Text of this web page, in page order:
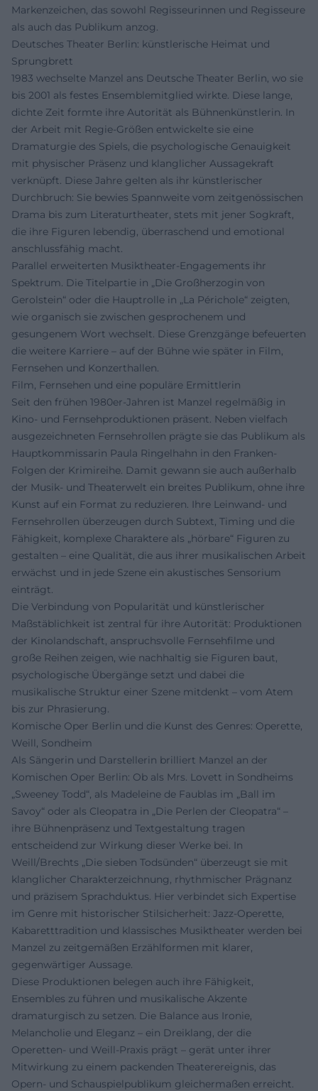
Markenzeichen, das sowohl Regisseurinnen und Regisseure
als auch das Publikum anzog.
Deutsches Theater Berlin: künstlerische Heimat und
Sprungbrett
1983 wechselte Manzel ans Deutsche Theater Berlin, wo sie
bis 2001 als festes Ensemblemitglied wirkte. Diese lange,
dichte Zeit formte ihre Autorität als Bühnenkünstlerin. In
der Arbeit mit Regie-Größen entwickelte sie eine
Dramaturgie des Spiels, die psychologische Genauigkeit
mit physischer Präsenz und klanglicher Aussagekraft
verknüpft. Diese Jahre gelten als ihr künstlerischer
Durchbruch: Sie bewies Spannweite vom zeitgenössischen
Drama bis zum Literaturtheater, stets mit jener Sogkraft,
die ihre Figuren lebendig, überraschend und emotional
anschlussfähig macht.
Parallel erweiterten Musiktheater-Engagements ihr
Spektrum. Die Titelpartie in „Die Großherzogin von
Gerolstein“ oder die Hauptrolle in „La Périchole“ zeigten,
wie organisch sie zwischen gesprochenem und
gesungenem Wort wechselt. Diese Grenzgänge befeuerten
die weitere Karriere – auf der Bühne wie später in Film,
Fernsehen und Konzerthallen.
Film, Fernsehen und eine populäre Ermittlerin
Seit den frühen 1980er-Jahren ist Manzel regelmäßig in
Kino- und Fernsehproduktionen präsent. Neben vielfach
ausgezeichneten Fernsehrollen prägte sie das Publikum als
Hauptkommissarin Paula Ringelhahn in den Franken-
Folgen der Krimireihe. Damit gewann sie auch außerhalb
der Musik- und Theaterwelt ein breites Publikum, ohne ihre
Kunst auf ein Format zu reduzieren. Ihre Leinwand- und
Fernsehrollen überzeugen durch Subtext, Timing und die
Fähigkeit, komplexe Charaktere als „hörbare“ Figuren zu
gestalten – eine Qualität, die aus ihrer musikalischen Arbeit
erwächst und in jede Szene ein akustisches Sensorium
einträgt.
Die Verbindung von Popularität und künstlerischer
Maßstäblichkeit ist zentral für ihre Autorität: Produktionen
der Kinolandschaft, anspruchsvolle Fernsehfilme und
große Reihen zeigen, wie nachhaltig sie Figuren baut,
psychologische Übergänge setzt und dabei die
musikalische Struktur einer Szene mitdenkt – vom Atem
bis zur Phrasierung.
Komische Oper Berlin und die Kunst des Genres: Operette,
Weill, Sondheim
Als Sängerin und Darstellerin brilliert Manzel an der
Komischen Oper Berlin: Ob als Mrs. Lovett in Sondheims
„Sweeney Todd“, als Madeleine de Faublas im „Ball im
Savoy“ oder als Cleopatra in „Die Perlen der Cleopatra“ –
ihre Bühnenpräsenz und Textgestaltung tragen
entscheidend zur Wirkung dieser Werke bei. In
Weill/Brechts „Die sieben Todsünden“ überzeugt sie mit
klanglicher Charakterzeichnung, rhythmischer Prägnanz
und präzisem Sprachduktus. Hier verbindet sich Expertise
im Genre mit historischer Stilsicherheit: Jazz-Operette,
Kabaretttradition und klassisches Musiktheater werden bei
Manzel zu zeitgemäßen Erzählformen mit klarer,
gegenwärtiger Aussage.
Diese Produktionen belegen auch ihre Fähigkeit,
Ensembles zu führen und musikalische Akzente
dramaturgisch zu setzen. Die Balance aus Ironie,
Melancholie und Eleganz – ein Dreiklang, der die
Operetten- und Weill-Praxis prägt – gerät unter ihrer
Mitwirkung zu einem packenden Theaterereignis, das
Opern- und Schauspielpublikum gleichermaßen erreicht.